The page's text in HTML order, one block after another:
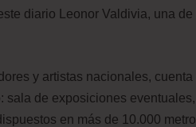
diario Leonor Valdivia, una de
y artistas nacionales,
de exposiciones
en más de 10.000